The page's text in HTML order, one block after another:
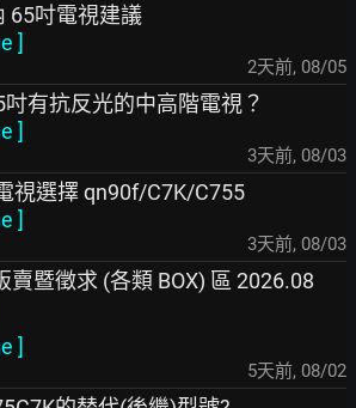
65吋電視建議
]
2天前, 08/05
吋有抗反光的中高階電視？
]
3天前, 08/03
視選擇 qn90f/C7K/C755
]
3天前, 08/03
賣暨徵求 (各類 BOX) 區 2026.08
]
5天前, 08/02